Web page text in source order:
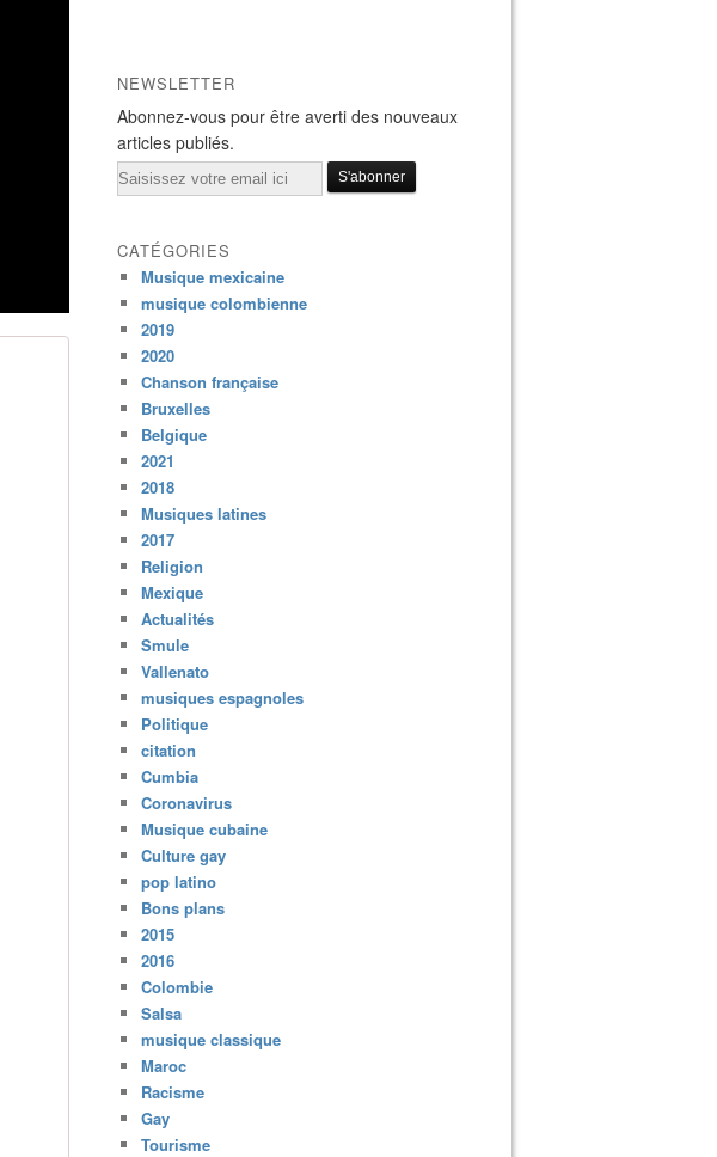
NEWSLETTER
Abonnez-vous pour être averti des nouveaux
articles publiés.
Email
CATÉGORIES
Musique mexicaine
musique colombienne
2019
2020
Chanson française
Bruxelles
Belgique
2021
2018
Musiques latines
2017
Religion
Mexique
Actualités
Smule
Vallenato
musiques espagnoles
Politique
citation
Cumbia
Coronavirus
Musique cubaine
Culture gay
pop latino
Bons plans
2015
2016
Colombie
Salsa
musique classique
Maroc
Racisme
Gay
Tourisme